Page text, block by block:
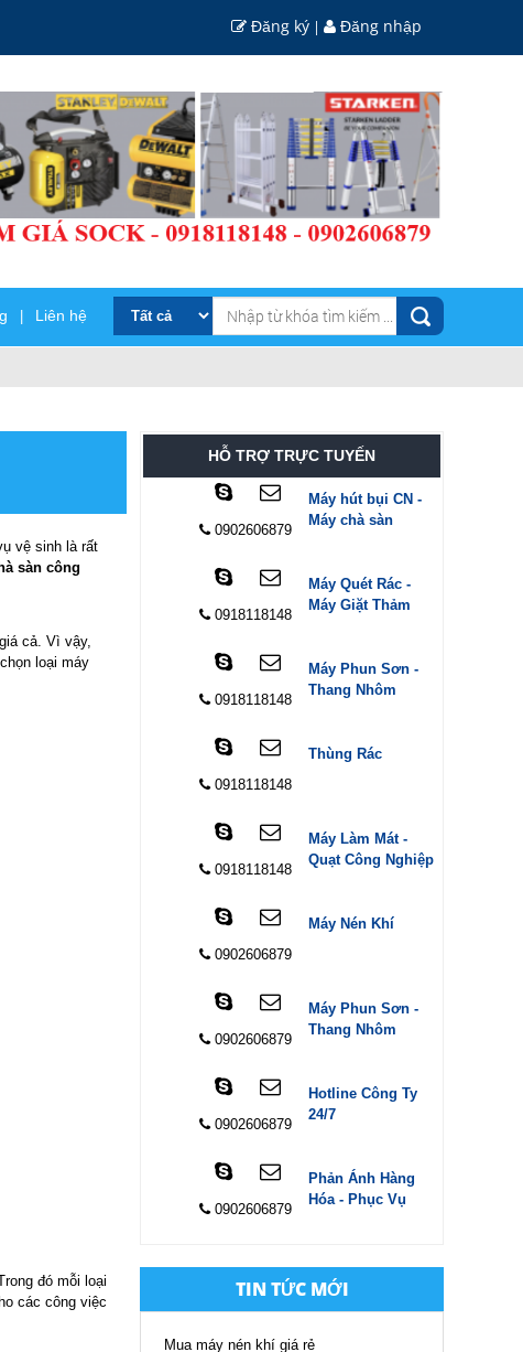
Đăng ký | Đăng nhập
Liên hệ
vệ sinh là rất
sàn công
cả. Vì vậy,
loại máy
đó mỗi loại
các công việc
HỖ TRỢ TRỰC TUYẾN
0902606879
Máy hút bụi CN -
Máy chà sàn
0918118148
Máy Quét Rác -
Máy Giặt Thảm
0918118148
Máy Phun Sơn -
Thang Nhôm
0918118148
Thùng Rác
0918118148
Máy Làm Mát -
Quạt Công Nghiệp
0902606879
Máy Nén Khí
0902606879
Máy Phun Sơn -
Thang Nhôm
0902606879
Hotline Công Ty
24/7
0902606879
Phản Ánh Hàng
Hóa - Phục Vụ
TIN TỨC MỚI
Mua máy nén khí giá rẻ